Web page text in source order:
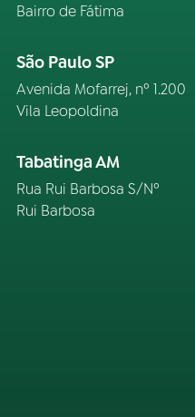
Bairro de Fátima
São Paulo SP
Avenida Mofarrej, nº 1.200
Vila Leopoldina
Tabatinga AM
Rua Rui Barbosa S/Nº
Rui Barbosa